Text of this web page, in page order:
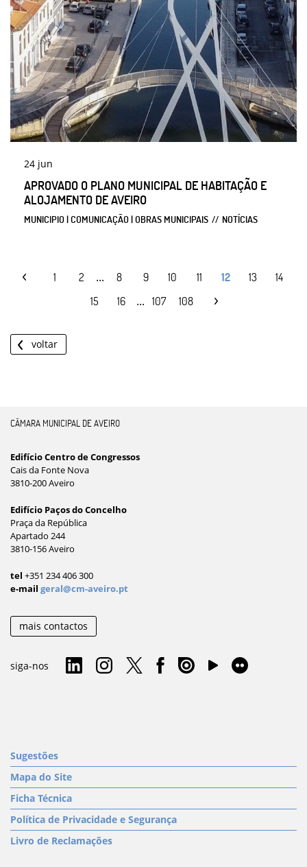
24 jun
APROVADO O PLANO MUNICIPAL DE HABITAÇÃO E
ALOJAMENTO DE AVEIRO
MUNICIPIO | COMUNICAÇÃO | OBRAS MUNICIPAIS NOTÍCIAS
1 2 ... 8 9 10 11 12 13
14
15
16 ... 107 108
voltar
CÂMARA MUNICIPAL DE AVEIRO
Edifício Centro de Congressos
Cais da Fonte Nova
3810-200 Aveiro
Edifício Paços do Concelho
Praça da República
Apartado 244
3810-156 Aveiro
tel +351 234 406 300
e-mail geral@cm-aveiro.pt
mais contactos
siga-nos
Sugestões
Mapa do Site
Ficha Técnica
Política de Privacidade e Segurança
Livro de Reclamações